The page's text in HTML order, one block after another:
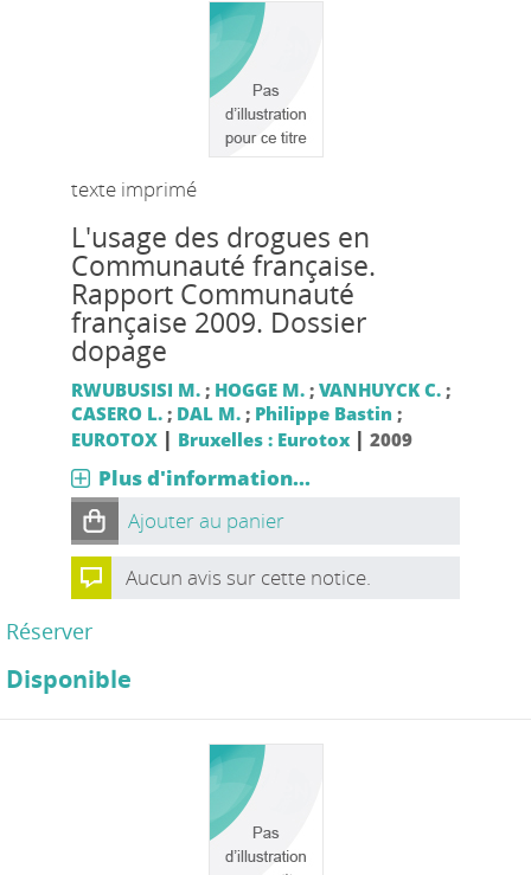
texte imprimé
L'usage des drogues en
Communauté française.
Rapport Communauté
française 2009. Dossier
dopage
RWUBUSISI M.; HOGGE M.; VANHUYCK C.;
CASERO L.; DAL M.; Philippe Bastin ;
EUROTOX | Bruxelles : Eurotox| 2009
Plus d'information...
Ajouter au panier
Aucun avis sur cette notice.
Réserver
Disponible